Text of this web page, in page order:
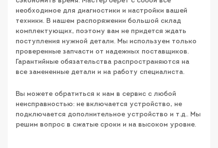
необходимое для диагностики и настройки вашей
техники. В нашем распоряжении большой склад
комплектующих, поэтому вам не придется ждать
поступления нужной детали. Мы используем только
проверенные запчасти от надежных поставщиков.
Гарантийные обязательства распространяются на
все замененные детали и на работу специалиста.
Вы можете обратиться к нам в сервис с любой
неисправностью: не включается устройство, не
подключается дополнительное устройство и т.д.. Мы
решим вопрос в сжатые сроки и на высоком уровне.